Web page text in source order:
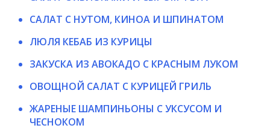
САЛАТ С НУТОМ, КИНОА И ШПИНАТОМ
ЛЮЛЯ КЕБАБ ИЗ КУРИЦЫ
ЗАКУСКА ИЗ АВОКАДО С КРАСНЫМ ЛУКОМ
ОВОЩНОЙ САЛАТ С КУРИЦЕЙ ГРИЛЬ
ЖАРЕНЫЕ ШАМПИНЬОНЫ С УКСУСОМ И
ЧЕСНОКОМ